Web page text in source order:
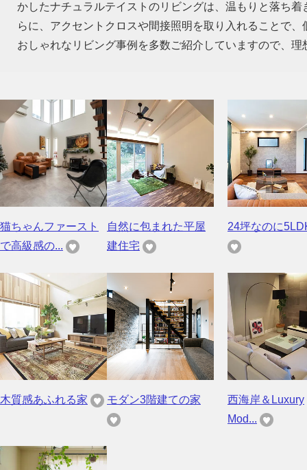
かしたナチュラルテイストのリビングは、温もりと落ち
らに、アクセントクロスや間接照明を取り入れることで
おしゃれなリビング事例を多数ご紹介していますので、
猫ちゃんファースト
で高級感の...
自然に包まれた平屋
建住宅
24坪なのに
木質感あふれる家 モダン3階建ての家
西海岸＆Luxury
Mod...